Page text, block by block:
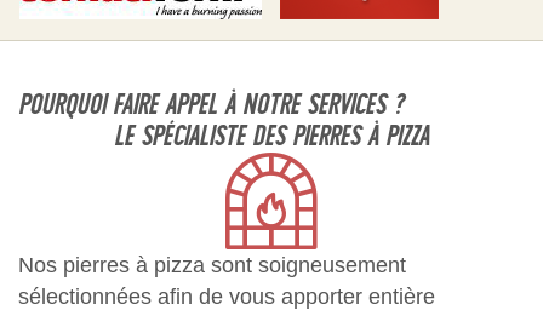
POURQUOI FAIRE APPEL À NOTRE SERVICES ?
LE SPÉCIALISTE DES PIERRES À PIZZA
Nos pierres à pizza sont soigneusement
sélectionnées afin de vous apporter entière